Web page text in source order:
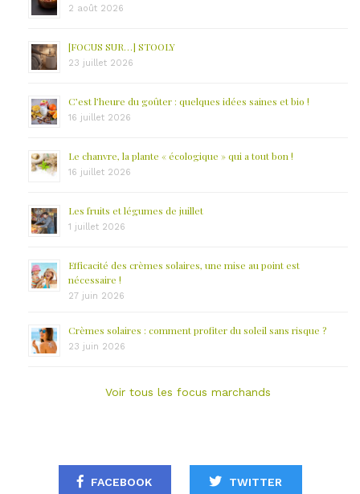
2 août 2026
[FOCUS SUR…] STOOLY
23 juillet 2026
C’est l’heure du goûter : quelques idées saines et bio !
16 juillet 2026
Le chanvre, la plante « écologique » qui a tout bon !
16 juillet 2026
Les fruits et légumes de juillet
1 juillet 2026
Efficacité des crèmes solaires, une mise au point est
nécessaire !
27 juin 2026
Crèmes solaires : comment profiter du soleil sans risque ?
23 juin 2026
Voir tous les focus marchands
FACEBOOK TWITTER